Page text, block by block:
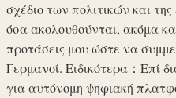
σχέδιο των πολιτικών και
όσα ακολουθούνται, ακόμα
προτάσεις μου ώστε να
Γερμανοί. Ειδικότερα：Επί
για αυτόνομη ψηφιακή